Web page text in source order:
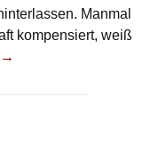
Manmal
kompensiert, weiß
vererben
→